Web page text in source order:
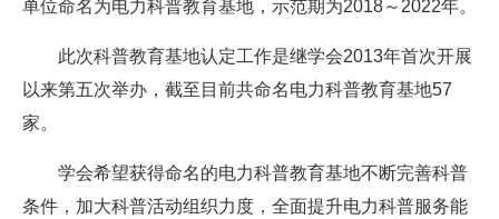
单位命名为电力科普教育基地，示范期为2018～2022年。
此次科普教育基地认定工作是继学会2013年首次开展
以来第五次举办，截至目前共命名电力科普教育基地57
家。
学会希望获得命名的电力科普教育基地不断完善科普
条件，加大科普活动组织力度，全面提升电力科普服务能